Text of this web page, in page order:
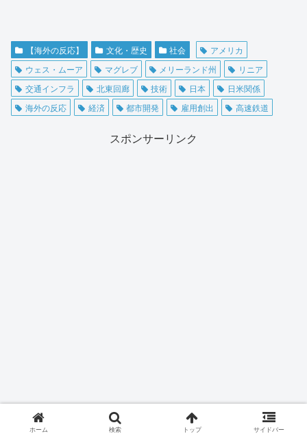
【海外の反応】 文化・歴史 社会
アメリカ
ウェス・ムーア
マグレブ メリーランド州
リニア
交通インフラ
北東回廊 技術 日本
日米関係
海外の反応
経済 都市開発 雇用創出 高速鉄道
スポンサーリンク
ホーム 検索 トップ サイドバー